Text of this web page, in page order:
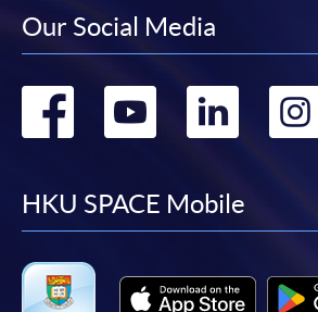
定繳費靈網上密碼。有關如何申
碼，請瀏覽繳費靈網址http://
*信用咭網上繳費服務
- 申請人可
Mastercard（包括「香港大學專
學中心作付款安排。
Our Social Media
Go
facebook
Go
Go
HKU SPACE Mobile